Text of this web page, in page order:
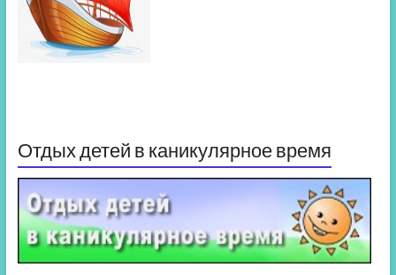
Отдых детей в каникулярное время